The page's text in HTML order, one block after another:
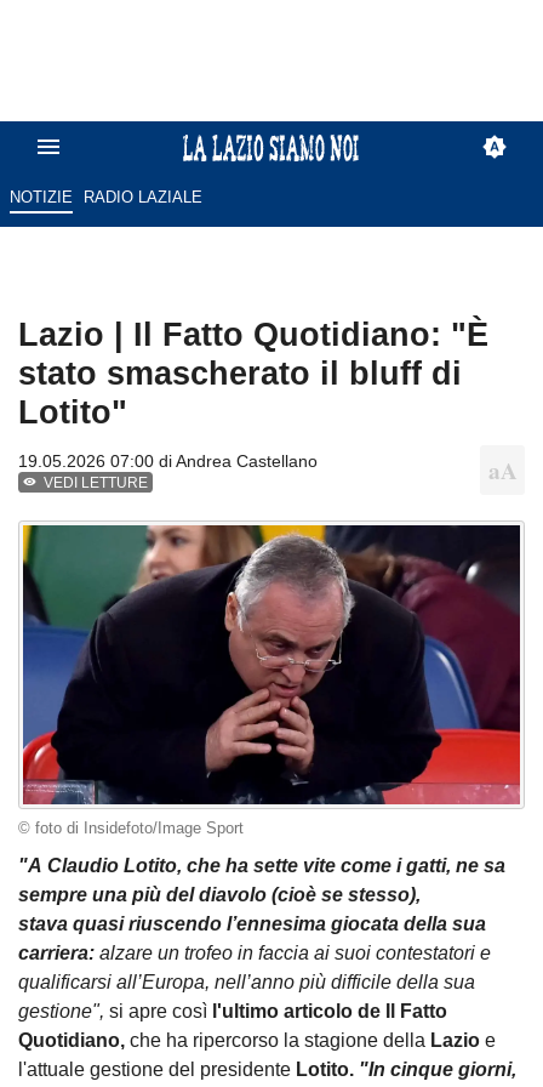
NOTIZIE RADIO LAZIALE
Lazio | Il Fatto Quotidiano: "È
stato smascherato il bluff di
Lotito"
19.05.2026 07:00 diAndrea Castellano
VEDI LETTURE
© foto di Insidefoto/Image Sport
"A Claudio Lotito, che ha sette vite come i gatti, ne sa
sempre una più del diavolo (cioè se stesso),
stava quasi riuscendo l’ennesima giocata della sua
carriera: alzare un trofeo in faccia ai suoi contestatori e
qualificarsi all’Europa, nell’anno più difficile della sua
gestione", si apre così l'ultimo articolo de Il Fatto
Quotidiano, che ha ripercorso la stagione della Lazio e
l'attuale gestione del presidente Lotito. "In cinque giorni,